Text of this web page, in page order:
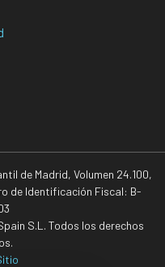
de Madrid, Volumen 24.100,
de Identificación Fiscal: B-
S.L. Todos los derechos